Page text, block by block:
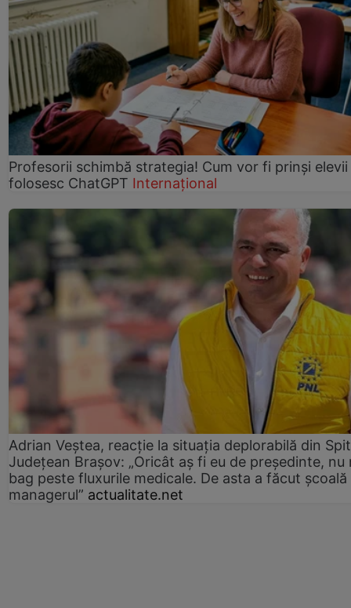
Profesorii schimbă strategia! Cum vor fi prinși elevii
folosesc ChatGPT Internațional
Adrian Veștea, reacție la situația deplorabilă din
Județean Brașov: „Oricât aș fi eu de președinte, nu
bag peste fluxurile medicale. De asta a făcut școală
managerul” actualitate.net